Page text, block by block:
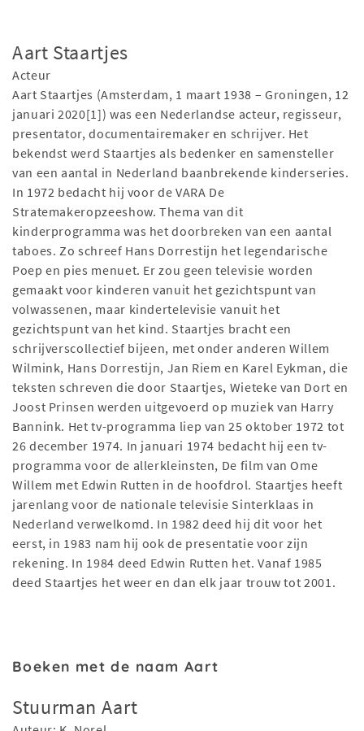
Aart Staartjes
Acteur
Aart Staartjes (Amsterdam, 1 maart 1938 – Groningen, 12
januari 2020[1]) was een Nederlandse acteur, regisseur,
presentator, documentairemaker en schrijver. Het
bekendst werd Staartjes als bedenker en samensteller
van een aantal in Nederland baanbrekende kinderseries.
In 1972 bedacht hij voor de VARA De
Stratemakeropzeeshow. Thema van dit
kinderprogramma was het doorbreken van een aantal
taboes. Zo schreef Hans Dorrestijn het legendarische
Poep en pies menuet. Er zou geen televisie worden
gemaakt voor kinderen vanuit het gezichtspunt van
volwassenen, maar kindertelevisie vanuit het
gezichtspunt van het kind. Staartjes bracht een
schrijverscollectief bijeen, met onder anderen Willem
Wilmink, Hans Dorrestijn, Jan Riem en Karel Eykman, die
teksten schreven die door Staartjes, Wieteke van Dort en
Joost Prinsen werden uitgevoerd op muziek van Harry
Bannink. Het tv-programma liep van 25 oktober 1972 tot
26 december 1974. In januari 1974 bedacht hij een tv-
programma voor de allerkleinsten, De film van Ome
Willem met Edwin Rutten in de hoofdrol. Staartjes heeft
jarenlang voor de nationale televisie Sinterklaas in
Nederland verwelkomd. In 1982 deed hij dit voor het
eerst, in 1983 nam hij ook de presentatie voor zijn
rekening. In 1984 deed Edwin Rutten het. Vanaf 1985
deed Staartjes het weer en dan elk jaar trouw tot 2001.
Boeken met de naam Aart
Stuurman Aart